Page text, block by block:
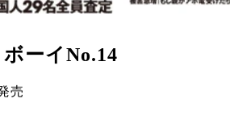
ーイNo.14
売